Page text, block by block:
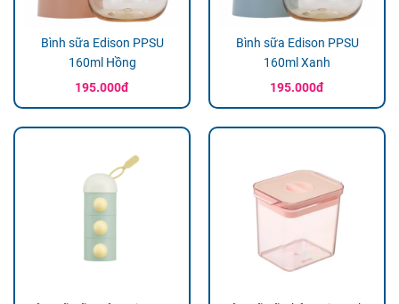
Bình sữa Edison PPSU
160ml Hồng
195.000đ
Bình sữa Edison PPSU
160ml Xanh
195.000đ